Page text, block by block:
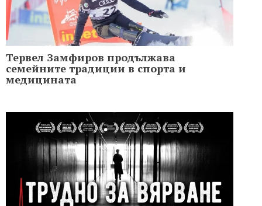
Тервел Замфиров продължава
семейните традиции в спорта и
медицината